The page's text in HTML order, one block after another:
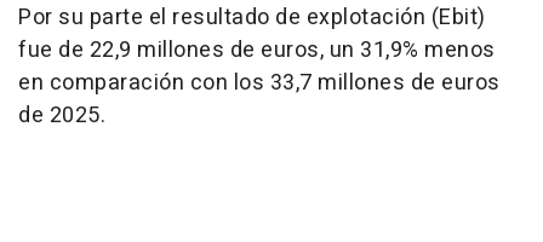
Por su parte el resultado de explotación (Ebit)
fue de 22,9 millones de euros, un 31,9% menos
en comparación con los 33,7 millones de euros
de 2025.